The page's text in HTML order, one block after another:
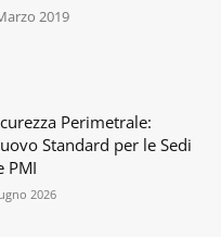
2019
Perimetrale:
Standard per le Sedi
PMI
2026